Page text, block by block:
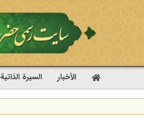
الأخبار السيرة الذاتية